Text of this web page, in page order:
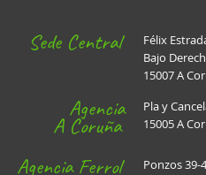
Sede Central
Félix
Bajo
15007 A
Agencia
A Coruña
Pla y
15005 A
Agencia Ferrol
Ponzos 39-